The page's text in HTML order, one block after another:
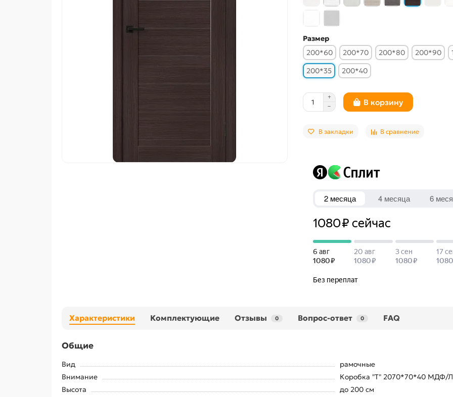
Размер
200*60
200*70 200*80 200*90
200*35
200*40
В корзину
В закладки В сравнение
Характеристики Комплектующие Отзывы 0 Вопрос-ответ 0 FAQ
Общие
Вид
рамочные
Внимание
Коробка "Т" 2070*70*40 МДФ/
Высота
до 200 см